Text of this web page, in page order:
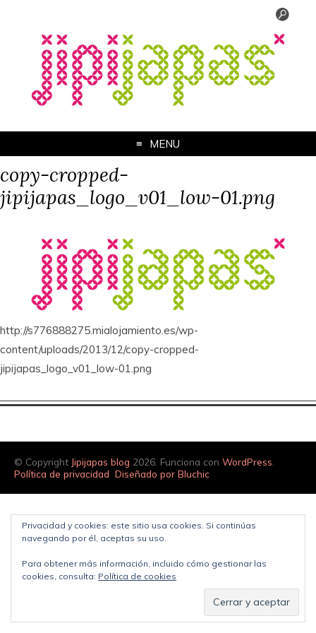
MENU
copy-cropped-
jipijapas_logo_v01_low-01.png
http://s776888275.mialojamiento.es/wp-
content/uploads/2013/12/copy-cropped-
jipijapas_logo_v01_low-01.png
© Copyright Jipijapas blog 2026. Funciona con WordPress
Política de privacidad Diseñado por Bluchic
Privacidad y cookies: este sitio usa cookies. Si continúas
navegando por él, aceptas su uso.
Para obtener más información, incluido cómo gestionar las
cookies, consulta: Política de cookies